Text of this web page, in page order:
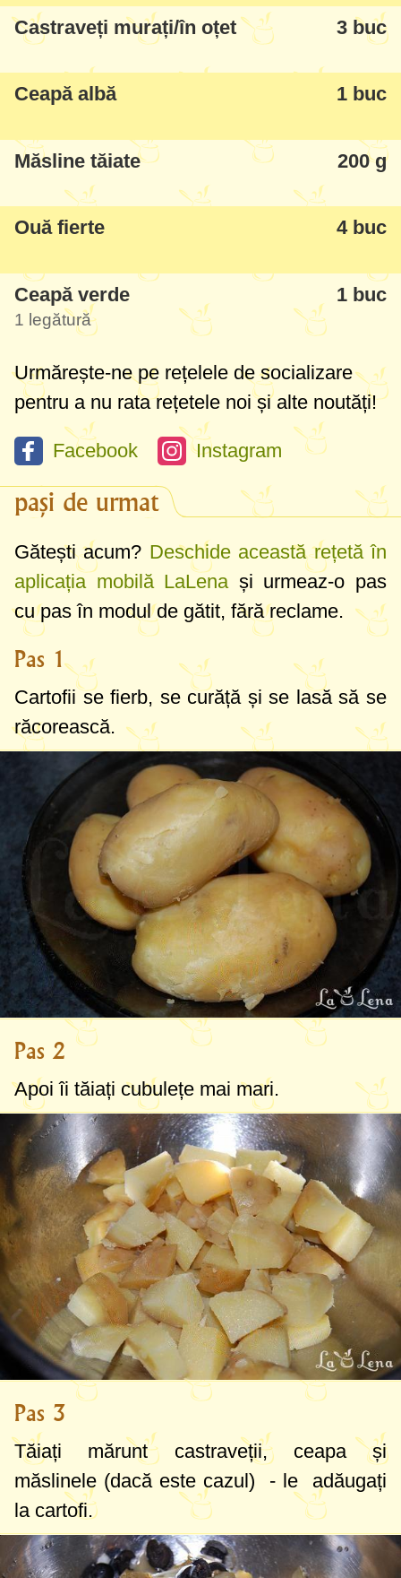
Castraveți murați/în oțet 3 buc
Ceapă albă 1 buc
Măsline tăiate 200 g
Ouă fierte 4 buc
Ceapă verde 1 buc
1 legătură
Urmărește-ne pe rețelele de socializare
pentru a nu rata rețetele noi și alte noutăți!
Facebook Instagram
pași de urmat
Gătești acum? Deschide această rețetă în
aplicația mobilă LaLena și urmeaz-o pas
cu pas în modul de gătit, fără reclame.
Pas 1
Cartofii se fierb, se curăță și se lasă să se
răcorească.
Pas 2
Apoi îi tăiați cubulețe mai mari.
Pas 3
Tăiați mărunt castraveții, ceapa și
măslinele (dacă este cazul) - le adăugați
la cartofi.